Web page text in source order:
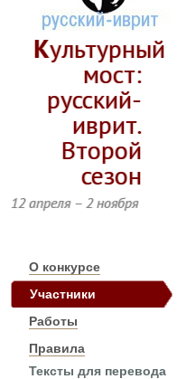
Культурный
мост:
русский-
иврит.
Второй
сезон
12 апреля – 2 ноября
О конкурсе
Участники
Работы
Правила
Тексты для перевода